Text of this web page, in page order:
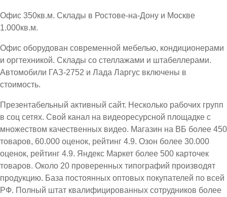
Офис 350кв.м. Склады в Ростове-на-Дону и Москве
1.000кв.м.
Офис оборудован современной мебелью, кондиционерами
и оргтехникой. Склады со стеллажами и штабеллерами.
Автомобили ГАЗ-2752 и Лада Ларгус включены в
стоимость.
Презентабельный активный сайт. Несколько рабочих групп
в соц сетях. Свой канал на видеоресурсной площадке с
множеством качественных видео. Магазин на ВБ более 450
товаров, 60.000 оценок, рейтинг 4.9. Озон более 30.000
оценок, рейтинг 4.9. Яндекс Маркет более 500 карточек
товаров. Около 20 проверенных типографий производят
продукцию. База постоянных оптовых покупателей по всей
РФ. Полный штат квалифицированных сотрудников более